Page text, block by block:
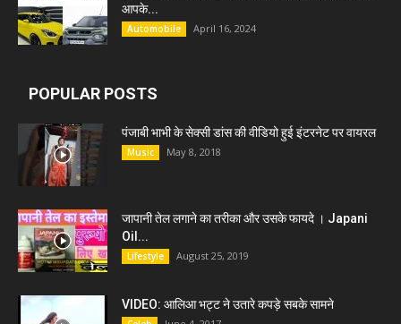
आपके...
Automobile April 16, 2024
POPULAR POSTS
पंजाबी भाभी के सेक्सी डांस की वीडियो हुई इंटरनेट पर वायरल
Music May 8, 2018
जापानी तेल लगाने का तरीका और उसके फायदे । Japani
Oil...
Lifestyle August 25, 2019
VIDEO: आलिआ भट्ट ने उतारे कपड़े सबके सामने